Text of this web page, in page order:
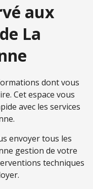
aux
La
dont vous
Cet espace vous
avec les services
envoyer tous les
gestion de votre
techniques